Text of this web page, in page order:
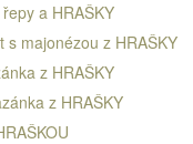
a HRAŠKY
s majonézou z HRAŠKY
z HRAŠKY
z HRAŠKY